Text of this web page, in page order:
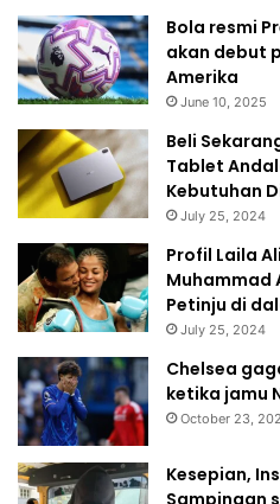
Bola resmi
akan debut
Amerika
June 10, 2025
Beli
Tablet
Kebutuhan
July 25, 2024
Profil Laila
Muhammad
Petinju di
July 25, 2024
Chelsea
ketika jamu
October 23,
Kesepian,
Sampingan